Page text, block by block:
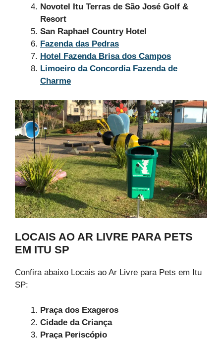
Novotel Itu Terras de São José Golf &
Resort
San Raphael Country Hotel
Fazenda das Pedras
Hotel Fazenda Brisa dos Campos
Limoeiro da Concordia Fazenda de
Charme
LOCAIS AO AR LIVRE PARA PETS
EM ITU SP
Confira abaixo Locais ao Ar Livre para Pets em Itu
SP:
Praça dos Exageros
Cidade da Criança
Praça Periscópio